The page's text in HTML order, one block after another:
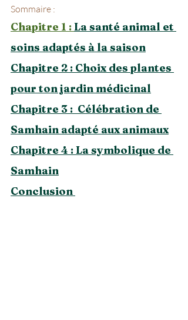
Sommaire :
Chapitre 1 : La santé animal et
soins adaptés à la saison
Chapitre 2 : Choix des plantes
pour ton jardin médicinal
Chapitre 3 :  Célébration de
Samhain adapté aux animaux
Chapitre 4 : La symbolique de
Samhain
Conclusion